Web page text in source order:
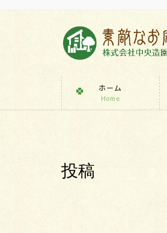
ホーム
Home
投稿